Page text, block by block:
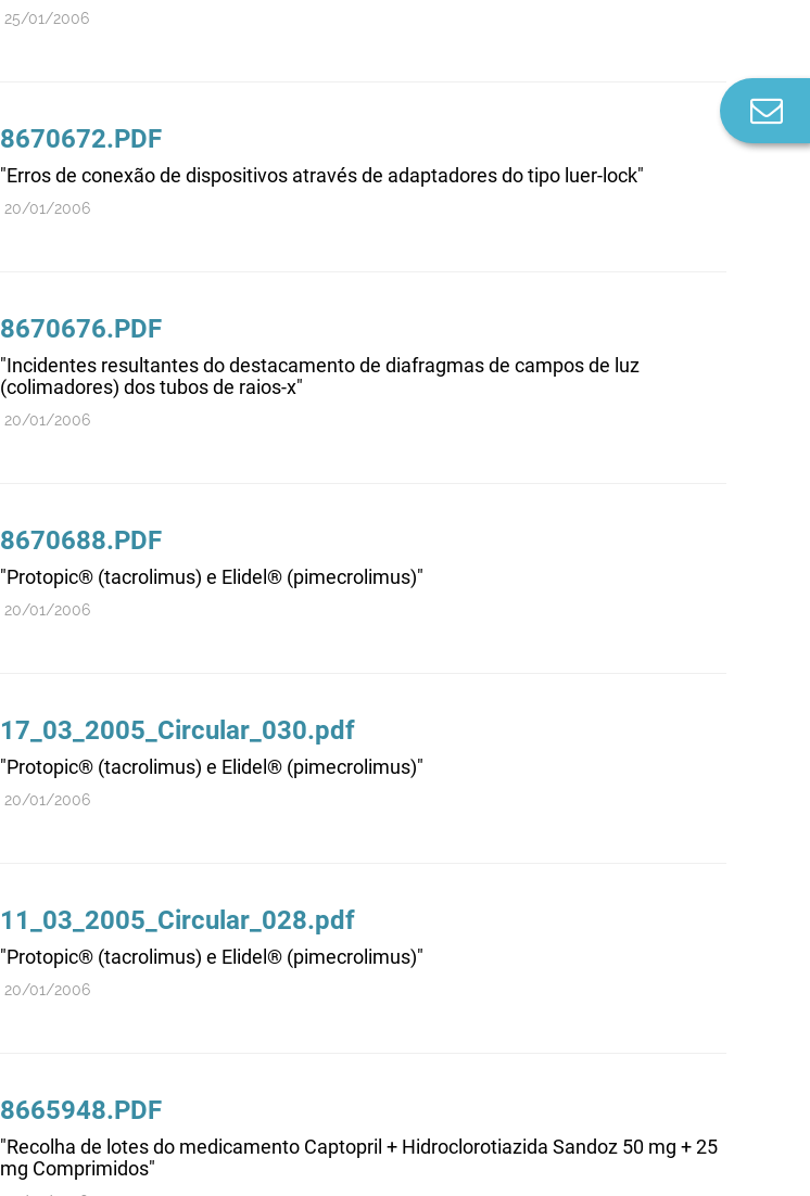
25/01/2006
8670672.PDF
"Erros de conexão de dispositivos através de adaptadores do tipo luer-lock"
20/01/2006
8670676.PDF
"Incidentes resultantes do destacamento de diafragmas de campos de luz
(colimadores) dos tubos de raios-x"
20/01/2006
8670688.PDF
"Protopic® (tacrolimus) e Elidel® (pimecrolimus)"
20/01/2006
17_03_2005_Circular_030.pdf
"Protopic® (tacrolimus) e Elidel® (pimecrolimus)"
20/01/2006
11_03_2005_Circular_028.pdf
"Protopic® (tacrolimus) e Elidel® (pimecrolimus)"
20/01/2006
8665948.PDF
"Recolha de lotes do medicamento Captopril + Hidroclorotiazida Sandoz 50 mg + 25
mg Comprimidos"